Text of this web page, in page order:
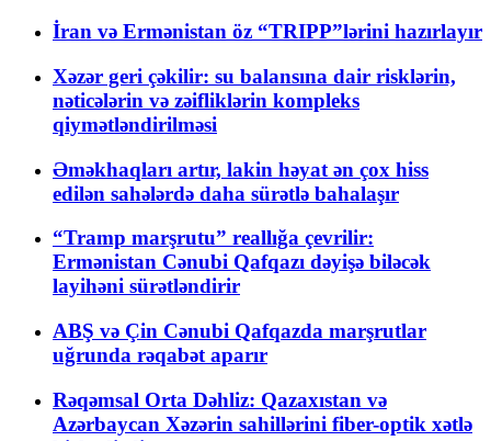
İran və Ermənistan öz “TRIPP”lərini hazırlayır
Xəzər geri çəkilir: su balansına dair risklərin,
nəticələrin və zəifliklərin kompleks
qiymətləndirilməsi
Əməkhaqları artır, lakin həyat ən çox hiss
edilən sahələrdə daha sürətlə bahalaşır
“Tramp marşrutu” reallığa çevrilir:
Ermənistan Cənubi Qafqazı dəyişə biləcək
layihəni sürətləndirir
ABŞ və Çin Cənubi Qafqazda marşrutlar
uğrunda rəqabət aparır
Rəqəmsal Orta Dəhliz: Qazaxıstan və
Azərbaycan Xəzərin sahillərini fiber-optik xətlə